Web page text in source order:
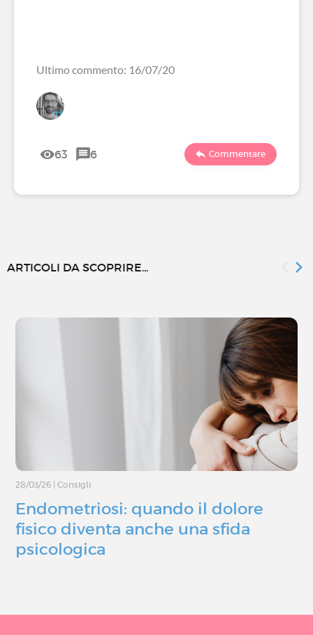
Ultimo commento: 16/07/20
63 6 Commentare
ARTICOLI DA SCOPRIRE...
28/03/26 Consigli
Endometriosi: quando il dolore
fisico diventa anche una sfida
psicologica